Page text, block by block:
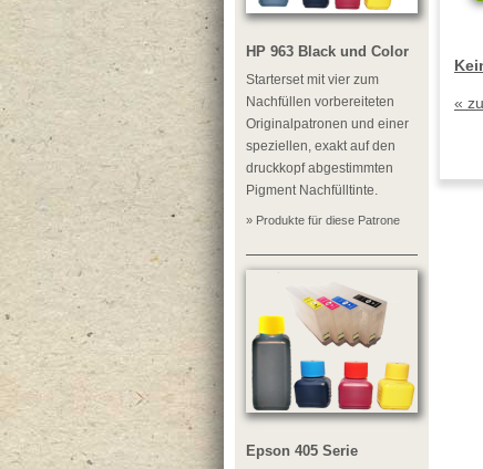
HP 963 Black und Color
Starterset mit vier zum
Nachfüllen vorbereiteten
Originalpatronen und einer
speziellen, exakt auf den
druckkopf abgestimmten
Pigment Nachfülltinte.
» Produkte für diese Patrone
Epson 405 Serie
«